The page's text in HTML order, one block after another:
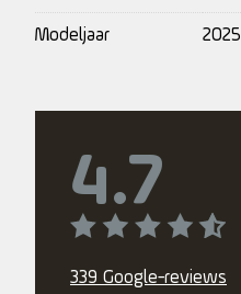
Modeljaar 2025
4.7
339 Google-reviews